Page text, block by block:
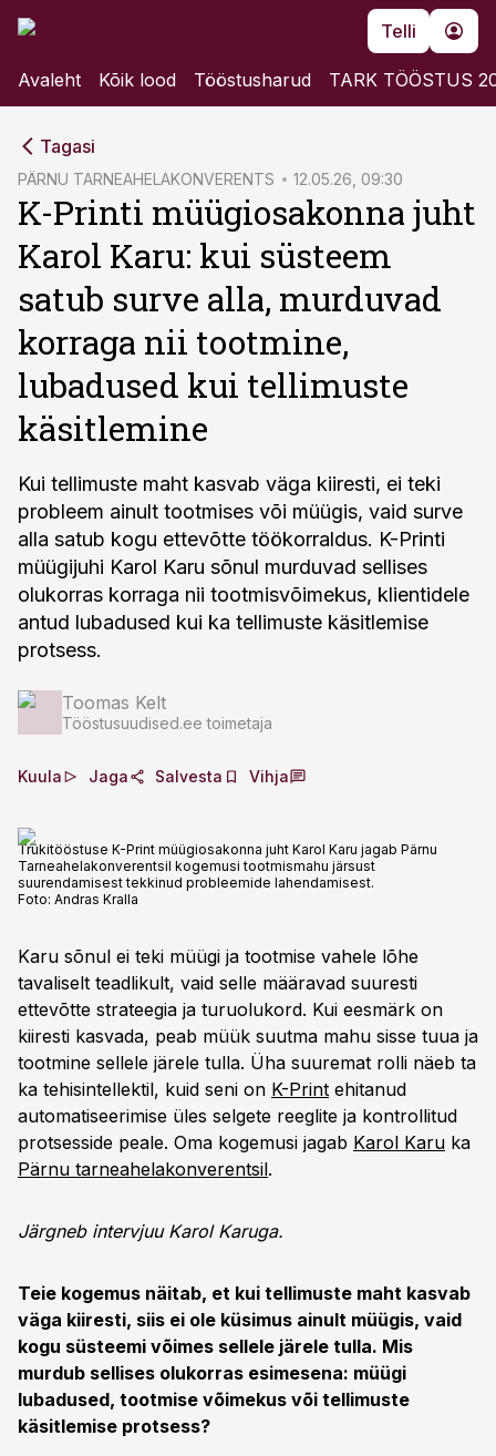
Telli
Avaleht Kõik lood Tööstusharud TARK TÖÖSTUS
Tagasi
PÄRNU TARNEAHELAKONVERENTS 12.05.26, 09:30
K-Printi müügiosakonna juht
Karol Karu: kui süsteem
satub surve alla, murduvad
korraga nii tootmine,
lubadused kui tellimuste
käsitlemine
Kui tellimuste maht kasvab väga kiiresti, ei teki
probleem ainult tootmises või müügis, vaid surve
alla satub kogu ettevõtte töökorraldus. K-Printi
müügijuhi Karol Karu sõnul murduvad sellises
olukorras korraga nii tootmisvõimekus, klientidele
antud lubadused kui ka tellimuste käsitlemise
protsess.
Toomas Kelt
Tööstusuudised.ee toimetaja
Kuula Jaga Salvesta Vihja
Trükitööstuse K-Print müügiosakonna juht Karol Karu jagab Pärnu
Tarneahelakonverentsil kogemusi tootmismahu järsust
suurendamisest tekkinud probleemide lahendamisest.
Foto: Andras Kralla
Karu sõnul ei teki müügi ja tootmise vahele lõhe
tavaliselt teadlikult, vaid selle määravad suuresti
ettevõtte strateegia ja turuolukord. Kui eesmärk on
kiiresti kasvada, peab müük suutma mahu sisse tuua ja
tootmine sellele järele tulla. Üha suuremat rolli näeb ta
ka tehisintellektil, kuid seni on K-Print ehitanud
automatiseerimise üles selgete reeglite ja kontrollitud
protsesside peale. Oma kogemusi jagab Karol Karu ka
Pärnu tarneahelakonverentsil.
Järgneb intervjuu Karol Karuga.
Teie kogemus näitab, et kui tellimuste maht kasvab
väga kiiresti, siis ei ole küsimus ainult müügis, vaid
kogu süsteemi võimes sellele järele tulla. Mis
murdub sellises olukorras esimesena: müügi
lubadused, tootmise võimekus või tellimuste
käsitlemise protsess?